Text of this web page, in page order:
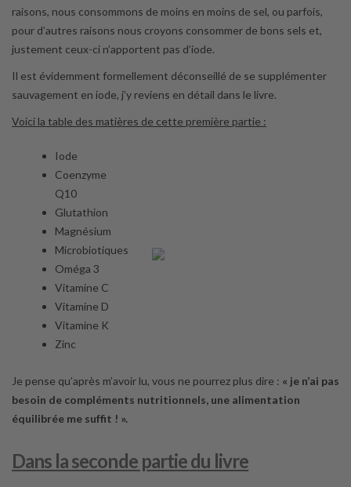
raisons, nous consommons de moins en moins de sel, ou parfois,
pour d’autres raisons nous croyons consommer de bons sels et,
justement ceux-ci n’apportent pas d’iode.
Il est évidemment formellement déconseillé de se supplémenter
sauvagement en iode, j’y reviens en détail dans le livre.
Voici la table des matières de cette première partie :
Iode
Coenzyme
Q10
Glutathion
Magnésium
Microbiotiques
Oméga 3
Vitamine C
Vitamine D
Vitamine K
Zinc
Je pense qu’après m’avoir lu, vous ne pourrez plus dire : « je n’ai pas
besoin de compléments nutritionnels, une alimentation
équilibrée me suffit ! ».
Dans la seconde partie du livre